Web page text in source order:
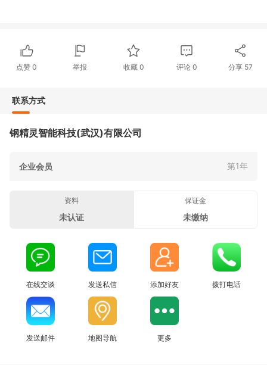
点赞0 举报 收藏 0 评论0 分享 57
联系方式
钢精灵智能科技(武汉)有限公司
企业会员 第1年
资料
未认证
保证金
未缴纳
在线交谈 发送私信 添加好友 拨打电话
发送邮件 地图导航 更多